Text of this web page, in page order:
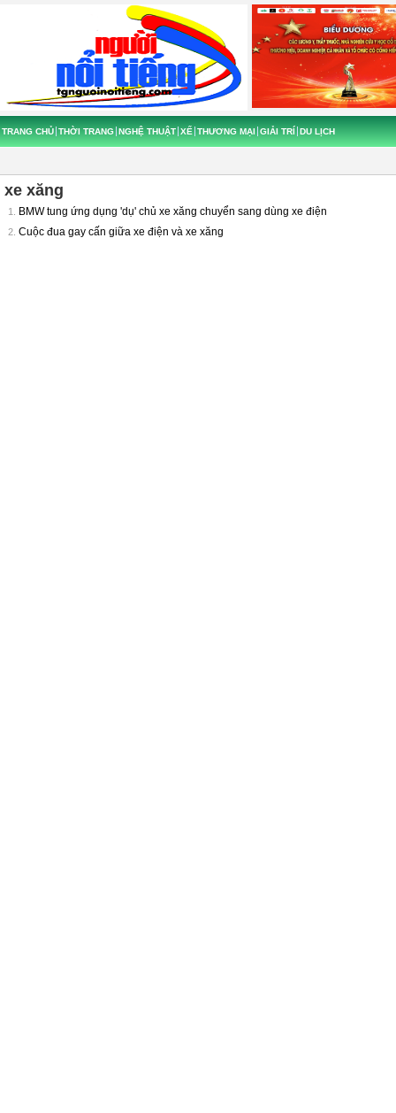
TRANG CHỦ THỜI TRANG NGHỆ THUẬT XẾ THƯƠNG MẠI GIẢI TRÍ DU LỊCH
xe xăng
1. BMW tung ứng dụng 'dụ' chủ xe xăng chuyển sang dùng xe điện
2. Cuộc đua gay cấn giữa xe điện và xe xăng